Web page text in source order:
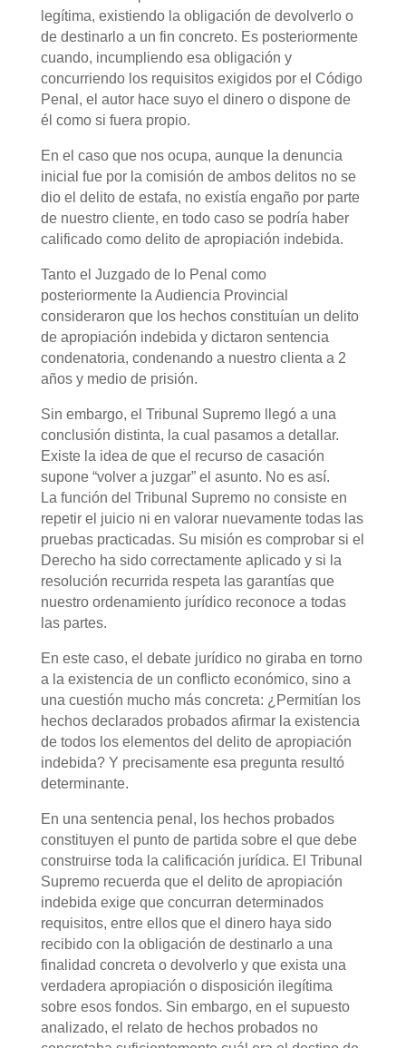
legítima, existiendo la obligación de devolverlo o
de destinarlo a un fin concreto. Es posteriormente
cuando, incumpliendo esa obligación y
concurriendo los requisitos exigidos por el Código
Penal, el autor hace suyo el dinero o dispone de
él como si fuera propio.
En el caso que nos ocupa, aunque la denuncia
inicial fue por la comisión de ambos delitos no se
dio el delito de estafa, no existía engaño por parte
de nuestro cliente, en todo caso se podría haber
calificado como delito de apropiación indebida.
Tanto el Juzgado de lo Penal como
posteriormente la Audiencia Provincial
consideraron que los hechos constituían un delito
de apropiación indebida y dictaron sentencia
condenatoria, condenando a nuestro clienta a 2
años y medio de prisión.
Sin embargo, el Tribunal Supremo llegó a una
conclusión distinta, la cual pasamos a detallar.
Existe la idea de que el recurso de casación
supone “volver a juzgar” el asunto. No es así.
La función del Tribunal Supremo no consiste en
repetir el juicio ni en valorar nuevamente todas las
pruebas practicadas. Su misión es comprobar si el
Derecho ha sido correctamente aplicado y si la
resolución recurrida respeta las garantías que
nuestro ordenamiento jurídico reconoce a todas
las partes.
En este caso, el debate jurídico no giraba en torno
a la existencia de un conflicto económico, sino a
una cuestión mucho más concreta: ¿Permitían los
hechos declarados probados afirmar la existencia
de todos los elementos del delito de apropiación
indebida? Y precisamente esa pregunta resultó
determinante.
En una sentencia penal, los hechos probados
constituyen el punto de partida sobre el que debe
construirse toda la calificación jurídica. El Tribunal
Supremo recuerda que el delito de apropiación
indebida exige que concurran determinados
requisitos, entre ellos que el dinero haya sido
recibido con la obligación de destinarlo a una
finalidad concreta o devolverlo y que exista una
verdadera apropiación o disposición ilegítima
sobre esos fondos. Sin embargo, en el supuesto
analizado, el relato de hechos probados no